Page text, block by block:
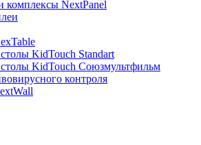
комплексы NextPanel
KidTouch Standart
KidTouch Союзмультфильм
контроля